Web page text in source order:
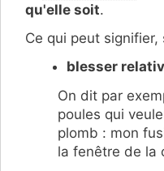
qu'elle soit.
Ce qui peut
blesser
On dit par
poules qui
plomb : mon
la fenêtre de la